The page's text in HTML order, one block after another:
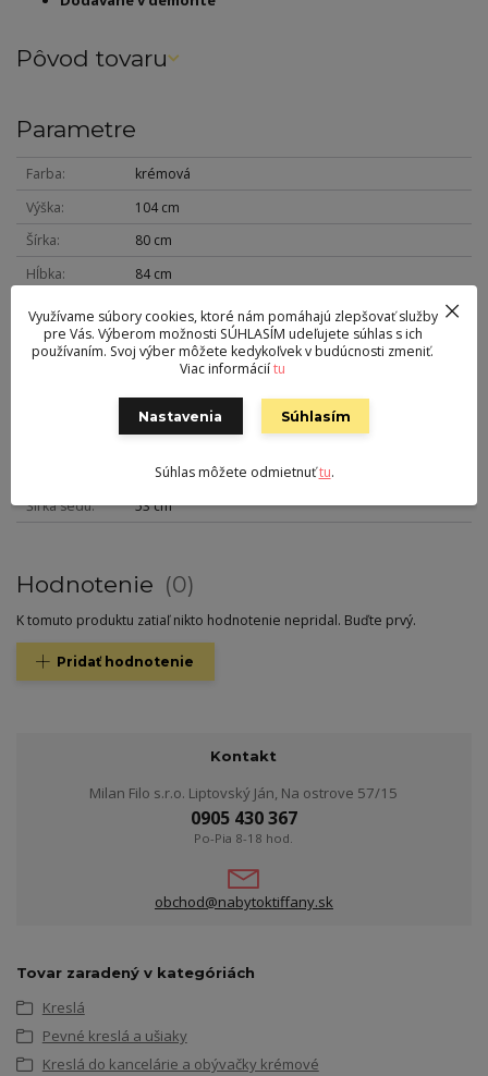
Pôvod tovaru
Parametre
Farba
krémová
Výška
104 cm
Šírka
80 cm
Hĺbka
84 cm
Hmotnosť
Nohy
drevo
43 cm
Šírka sedu
53 cm
Hodnotenie 0
K tomuto produktu zatiaľ nikto hodnotenie nepridal. Buďte prvý.
Pridať hodnotenie
Kontakt
Milan Filo s.r.o. Liptovský Ján, Na ostrove 57/15
0905 430 367
Po-Pia 8-18 hod.
obchod@nabytoktiffany.sk
Tovar zaradený v kategóriách
Kreslá
Pevné kreslá a ušiaky
Kreslá do kancelárie a obývačky krémové
Využívame súbory cookies, ktoré nám pomáhajú zlepšovať služby
pre Vás. Výberom možnosti SÚHLASÍM udeľujete súhlas s ich
používaním. Svoj výber môžete kedykoľvek v budúcnosti zmeniť.
Viac informáciítu
Nastavenia Súhlasím
Súhlas môžete odmietnuťtu.